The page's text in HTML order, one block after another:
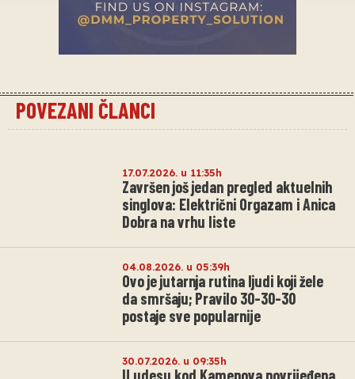
POVEZANI ČLANCI
17.07.2026. u 11:35h
Završen još jedan pregled aktuelnih
singlova: Električni Orgazam i Anica
Dobra na vrhu liste
04.08.2026. u 05:39h
Ovo je jutarnja rutina ljudi koji žele
da smršaju; Pravilo 30-30-30
postaje sve popularnije
30.07.2026. u 09:35h
U udesu kod Kamenova povrijeđena